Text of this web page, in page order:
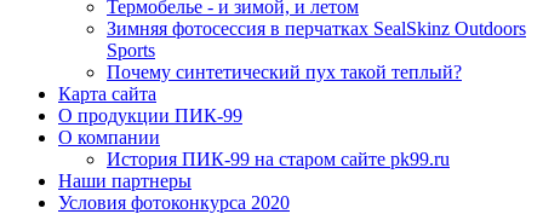
Термобелье - и зимой, и летом
Зимняя фотосессия в перчатках SealSkinz Outdoors
Sports
Почему синтетический пух такой теплый?
Карта сайта
О продукции ПИК-99
О компании
История ПИК-99 на старом сайте pk99.ru
Наши партнеры
Условия фотоконкурса 2020